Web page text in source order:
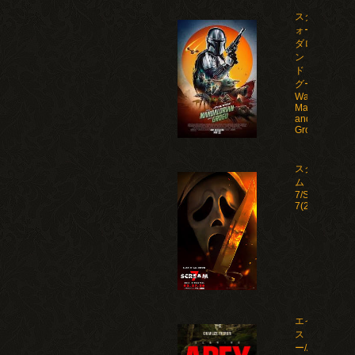
スター・ウ
ォーズ マン
ダロリア
ン・アン
ド・グロー
グー/Star
Wars: The
Mandalorian
and
Grogu(2026)
スクリー
ム
7/Scream
7(2026)
エイペック
ス・プレデタ
ー/